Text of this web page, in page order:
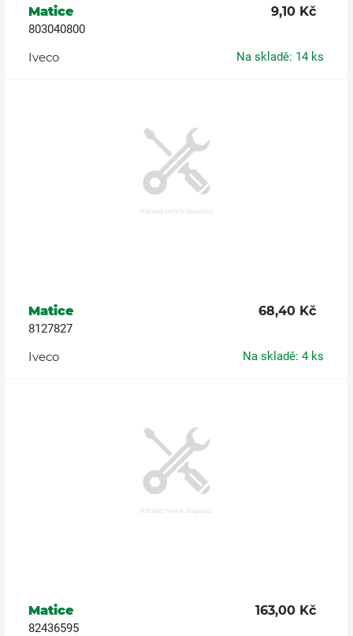
Matice 9,10 Kč
803040800
Iveco Na skladě: 14 ks
Matice 68,40 Kč
8127827
Iveco Na skladě: 4 ks
Matice 163,00 Kč
82436595